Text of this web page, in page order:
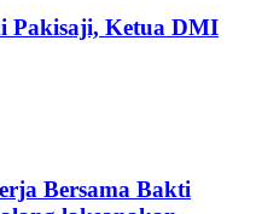
Pakisaji, Ketua DMI
Bersama Bakti